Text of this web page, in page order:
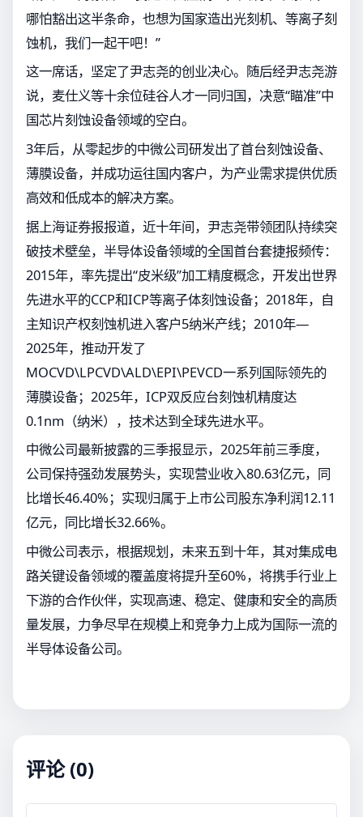
哪怕豁出这半条命，也想为国家造出光刻机、等离子刻
蚀机，我们一起干吧！”
这一席话，坚定了尹志尧的创业决心。随后经尹志尧游
说，麦仕义等十余位硅谷人才一同归国，决意“瞄准”中
国芯片刻蚀设备领域的空白。
3年后，从零起步的中微公司研发出了首台刻蚀设备、
薄膜设备，并成功运往国内客户，为产业需求提供优质
高效和低成本的解决方案。
据上海证券报报道，近十年间，尹志尧带领团队持续突
破技术壁垒，半导体设备领域的全国首台套捷报频传：
2015年，率先提出“皮米级”加工精度概念，开发出世界
先进水平的CCP和ICP等离子体刻蚀设备；2018年，自
主知识产权刻蚀机进入客户5纳米产线；2010年—
2025年，推动开发了
MOCVD\LPCVD\ALD\EPI\PEVCD一系列国际领先的
薄膜设备；2025年，ICP双反应台刻蚀机精度达
0.1nm（纳米），技术达到全球先进水平。
中微公司最新披露的三季报显示，2025年前三季度，
公司保持强劲发展势头，实现营业收入80.63亿元，同
比增长46.40%；实现归属于上市公司股东净利润12.11
亿元，同比增长32.66%。
中微公司表示，根据规划，未来五到十年，其对集成电
路关键设备领域的覆盖度将提升至60%，将携手行业上
下游的合作伙伴，实现高速、稳定、健康和安全的高质
量发展，力争尽早在规模上和竞争力上成为国际一流的
半导体设备公司。
评论 (0)